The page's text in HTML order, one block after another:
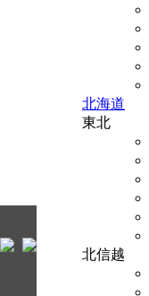
北海道
東北
北信越